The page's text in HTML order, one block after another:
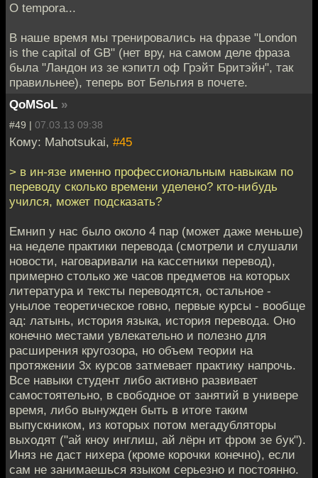
O tempora...
В наше время мы тренировались на фразе "London
is the capital of GB" (нет вру, на самом деле фраза
была "Ландон из зе кэпитл оф Грэйт Бритэйн", так
правильнее), теперь вот Бельгия в почете.
QoMSoL »
#49 | 07.03.13 09:38
Кому: Mahotsukai, #45
> в ин-язе именно профессиональным навыкам по
переводу сколько времени уделено? кто-нибудь
учился, может подсказать?
Емнип у нас было около 4 пар (может даже меньше)
на неделе практики перевода (смотрели и слушали
новости, наговаривали на кассетники перевод),
примерно столько же часов предметов на которых
литература и тексты переводятся, остальное -
унылое теоретическое говно, первые курсы - вообще
ад: латынь, история языка, история перевода. Оно
конечно местами увлекательно и полезно для
расширения кругозора, но объем теории на
протяжении 3х курсов затмевает практику напрочь.
Все навыки студент либо активно развивает
самостоятельно, в свободное от занятий в универе
время, либо вынужден быть в итоге таким
выпускником, из которых потом мегадубляторы
выходят ("ай кноу инглиш, ай лёрн ит фром зе бук").
Иняз не даст нихера (кроме корочки конечно), если
сам не занимаешься языком серьезно и постоянно.